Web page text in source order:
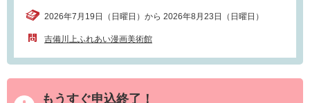
2026年7月19日（日曜日）から 2026年8月23日（日曜日）
吉備川上ふれあい漫画美術館
もうすぐ申込終了！